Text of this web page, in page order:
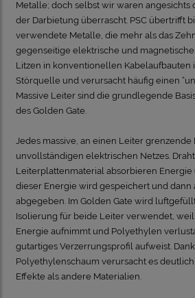
Metalle; doch selbst wir waren angesichts
der Darbietung überrascht. PSC übertrifft
verwendete Metalle, die mehr als das
gegenseitige elektrische und
Litzen in konventionellen Kabelaufbauten
Störquelle und verursacht häufig einen
Massive Leiter sind die grundlegende
des Golden Gate.
Jedes massive, an einen Leiter
unvollständigen elektrischen Netzes.
Leiterplattenmaterial absorbieren Energie
dieser Energie wird gespeichert und dann
abgegeben. Im Golden Gate wird
Isolierung für beide Leiter verwendet,
Energie aufnimmt und Polyethylen
gutartiges Verzerrungsprofil aufweist.
Polyethylenschaum verursacht es
Effekte als andere Materialien.